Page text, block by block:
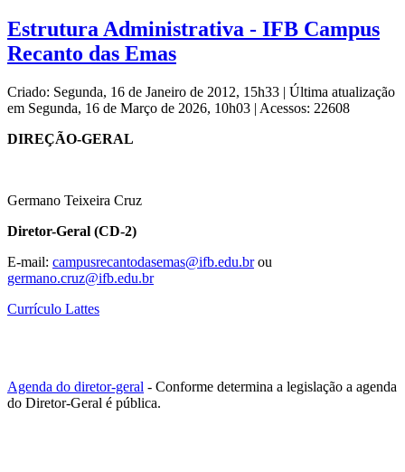
Estrutura Administrativa - IFB Campus
Recanto das Emas
Criado: Segunda, 16 de Janeiro de 2012, 15h33 | Última atualização
em Segunda, 16 de Março de 2026, 10h03 | Acessos: 22608
DIREÇÃO-GERAL
Germano Teixeira Cruz
Diretor-Geral (CD-2)
E-mail: campusrecantodasemas@ifb.edu.brou
germano.cruz@ifb.edu.br
Currículo Lattes
Agenda do diretor-geral - Conforme determina a legislação a agenda
do Diretor-Geral é pública.